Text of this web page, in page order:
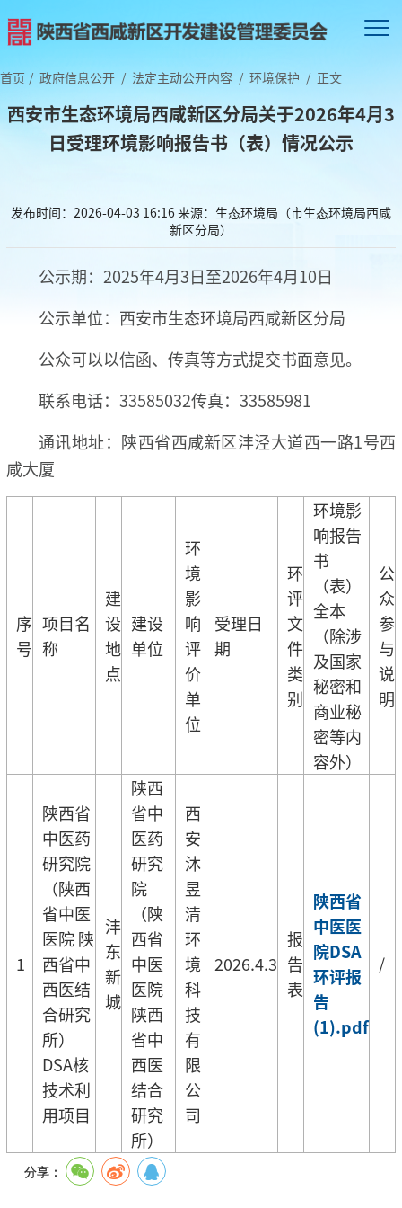
首页 / 政府信息公开 / 法定主动公开内容 / 环境保护 / 正文
西安市生态环境局西咸新区分局关于2026年4月3
日受理环境影响报告书（表）情况公示
发布时间：2026-04-03 16:16来源：生态环境局（市生态环境局西咸
新区分局）
公示期：2025年4月3日至2026年4月10日
公示单位：西安市生态环境局西咸新区分局
公众可以以信函、传真等方式提交书面意见。
联系电话：33585032传真：33585981
通讯地址：陕西省西咸新区沣泾大道西一路1号西
咸大厦
序
号
项目名
称
建
设
地
点
建设
单位
环
境
影
响
评
价
单
位
受理日
期
环
评
文
件
类
别
环境影
响报告
书
（表）
全本
（除涉
及国家
秘密和
商业秘
密等内
容外）
公
众
参
与
说
明
1
陕西省
中医药
研究院
（陕西
省中医
医院 陕
西省中
西医结
合研究
所）
DSA核
技术利
用项目
沣
东
新
城
陕西
省中
医药
研究
院
（陕
西省
中医
医院
陕西
省中
西医
结合
研究
所）
西
安
沐
昱
清
环
境
科
技
有
限
公
司
2026.4.3
报
告
表
陕西省
中医医
院DSA
环评报
告
(1).pdf
/
分享：